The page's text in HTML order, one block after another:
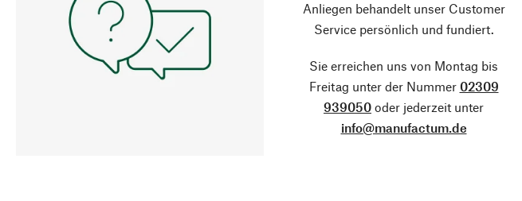
Anliegen behandelt unser Customer
Service persönlich und fundiert.
Sie erreichen uns von Montag bis
Freitag unter der Nummer 02309
939050 oder jederzeit unter
info@manufactum.de